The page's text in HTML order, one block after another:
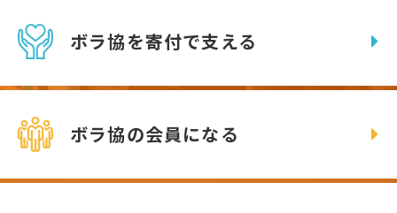
ボラ協を寄付で支える
ボラ協の会員になる